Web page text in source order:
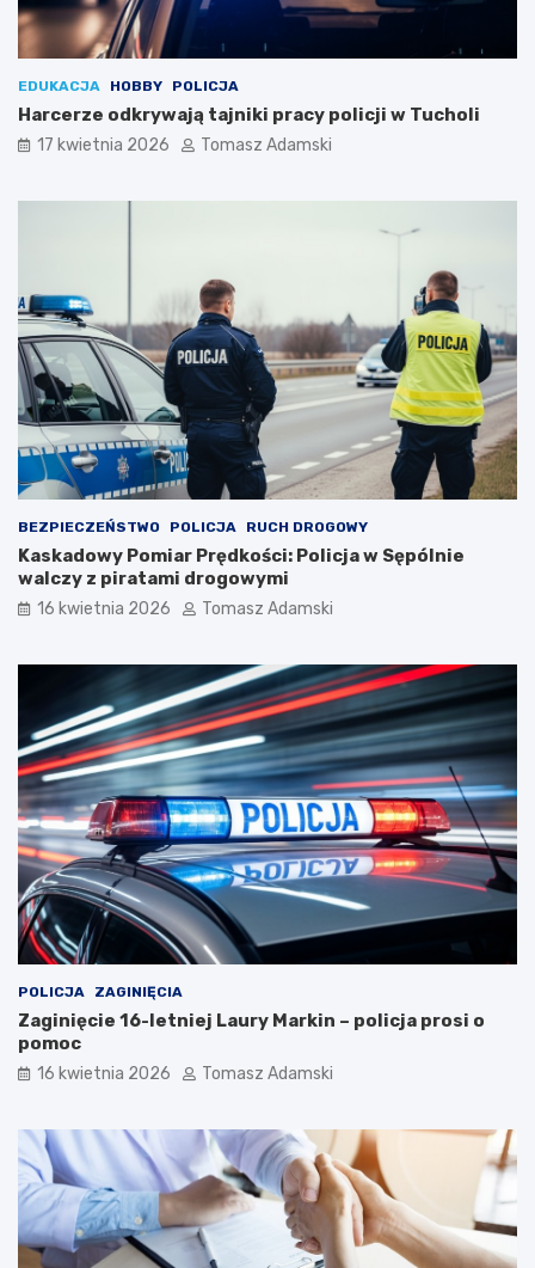
EDUKACJA HOBBY POLICJA
Harcerze odkrywają tajniki pracy policji w Tucholi
17 kwietnia 2026 Tomasz Adamski
BEZPIECZEŃSTWO POLICJA RUCH DROGOWY
Kaskadowy Pomiar Prędkości: Policja w Sępólnie
walczy z piratami drogowymi
16 kwietnia 2026 Tomasz Adamski
POLICJA ZAGINIĘCIA
Zaginięcie 16-letniej Laury Markin – policja prosi o
pomoc
16 kwietnia 2026 Tomasz Adamski